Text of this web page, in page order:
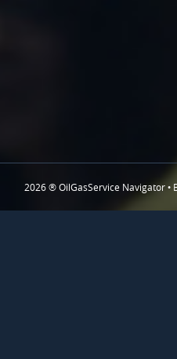
2026 ® OilGasService Navigator